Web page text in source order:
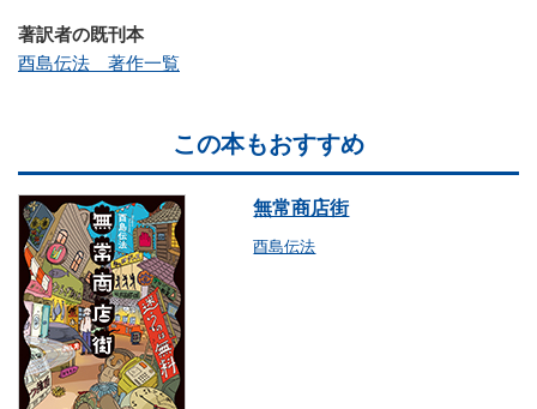
著訳者の既刊本
酉島伝法 著作一覧
この本もおすすめ
無常商店街
酉島伝法